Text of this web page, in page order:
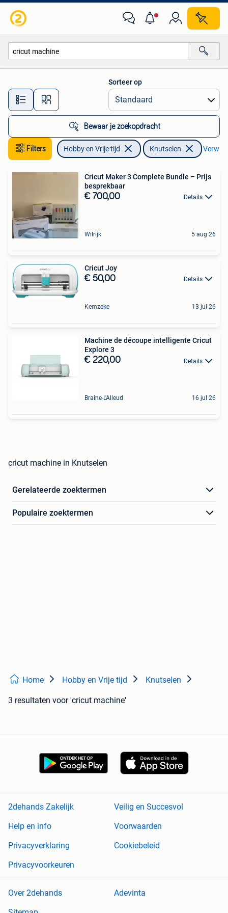
Alle afstanden…
Sorteer op
Bewaar je zoekopdracht
Filters Hobby en Vrije tijd Knutselen
Cricut Maker 3 Complete Bundle – Prijs
besprekbaar
€ 700,00 Details
Wilrijk 5 aug 26
Cricut Joy
€ 50,00 Details
Kemzeke 13 jul 26
Machine de découpe intelligente Cricut
Explore 3
€ 220,00 Details
Braine-L'Alleud 16 jul 26
cricut machine in Knutselen
Gerelateerde zoektermen
Populaire zoektermen
Home Hobby en Vrije tijd Knutselen
3 resultaten voor 'cricut machine'
2dehands Zakelijk
Veilig en Succesvol
Help en info
Voorwaarden
Privacyverklaring
Cookiebeleid
Privacyvoorkeuren
Over 2dehands
Adevinta